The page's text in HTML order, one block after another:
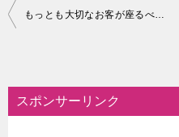
投
ビ
ゲ
もっとも大切なお客が座るべき位置は部屋のどこ？
スポンサーリンク